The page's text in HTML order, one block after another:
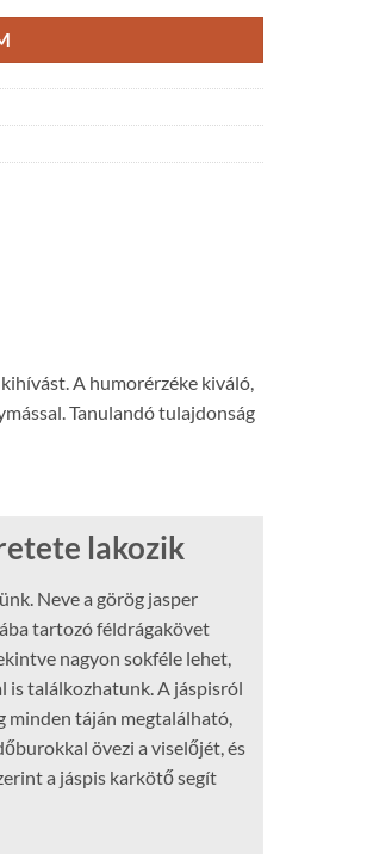
A humorérzéke kiváló,
Tanulandó tulajdonság
lakozik
Neve a görög jasper
tartozó féldrágakövet
nagyon sokféle lehet,
is találkozhatunk. A jáspisról
minden táján megtalálható,
övezi a viselőjét, és
a jáspis karkötő segít